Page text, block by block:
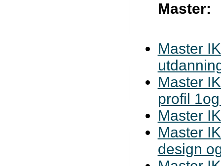
Master:
Master
Master
profil
Master
Master
design